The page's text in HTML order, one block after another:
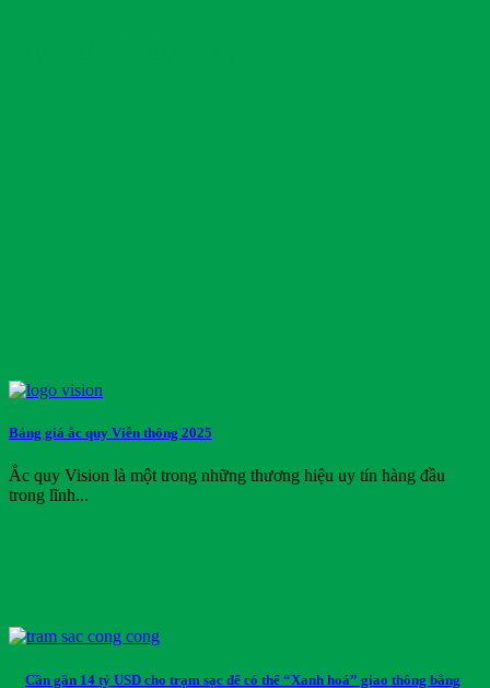
Bảng giá ắc quy Viễn thông 2025
Ắc quy Vision là một trong những thương hiệu uy tín hàng đầu
trong lĩnh...
Cần gần 14 tỷ USD cho trạm sạc để có thể “Xanh hoá” giao thông bằng